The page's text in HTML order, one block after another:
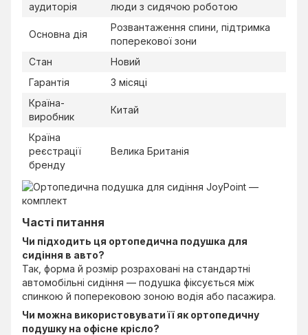
аудиторія люди з сидячою роботою
Основна дія
Розвантаження спини, підтримка
поперекової зони
Стан
Новий
Гарантія
3 місяці
Країна-
виробник
Китай
Країна
реєстрації
бренду
Велика Британія
Часті питання
Чи підходить ця ортопедична подушка для
сидіння в авто?
Так, форма й розмір розраховані на стандартні
автомобільні сидіння — подушка фіксується між
спинкою й поперековою зоною водія або пасажира.
Чи можна використовувати її як ортопедичну
подушку на офісне крісло?